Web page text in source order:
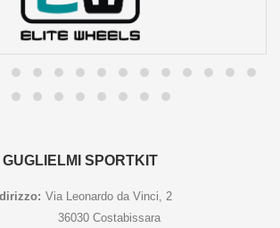
GUGLIELMI SPORTKIT
Via Leonardo da Vinci, 2
36030 Costabissara